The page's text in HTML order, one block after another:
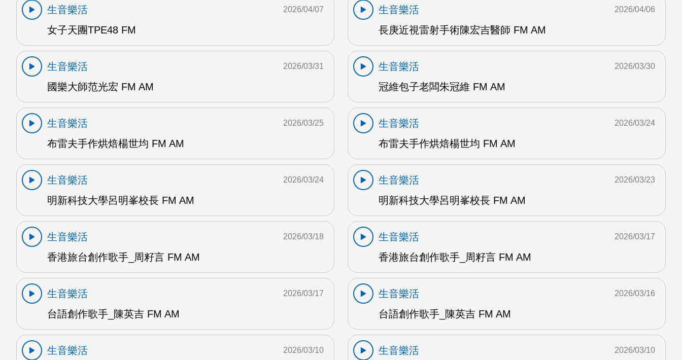
生音樂活
女子天團TPE48 FM
2026/04/07
生音樂活
長庚近視雷射手術陳宏吉醫師 FM AM
2026/04/06
生音樂活
國樂大師范光宏 FM AM
2026/03/31
生音樂活
冠維包子老闆朱冠維 FM AM
2026/03/30
生音樂活
布雷夫手作烘焙楊世均 FM AM
2026/03/25
生音樂活
布雷夫手作烘焙楊世均 FM AM
2026/03/24
生音樂活
明新科技大學呂明峯校長 FM AM
2026/03/24
生音樂活
明新科技大學呂明峯校長 FM AM
2026/03/23
生音樂活
香港旅台創作歌手_周籽言 FM AM
2026/03/18
生音樂活
香港旅台創作歌手_周籽言 FM AM
2026/03/17
生音樂活
台語創作歌手_陳英吉 FM AM
2026/03/17
生音樂活
台語創作歌手_陳英吉 FM AM
2026/03/16
生音樂活 2026/03/10 生音樂活 2026/03/10